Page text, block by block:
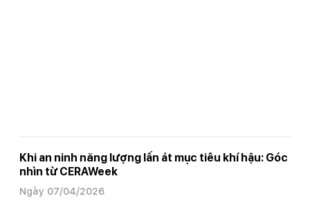
Khi an ninh năng lượng lấn át mục tiêu khí hậu: Góc
nhìn từ CERAWeek
Ngày 07/04/2026